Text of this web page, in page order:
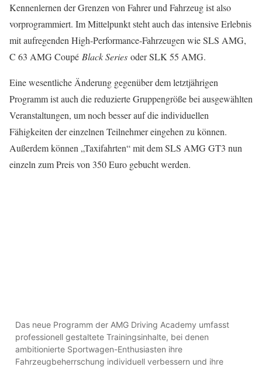
Kennenlernen der Grenzen von Fahrer und Fahrzeug ist also
vorprogrammiert. Im Mittelpunkt steht auch das intensive Erlebnis
mit aufregenden High-Performance-Fahrzeugen wie SLS AMG,
C 63 AMG Coupé Black Series oder SLK 55 AMG.
Eine wesentliche Änderung gegenüber dem letztjährigen
Programm ist auch die reduzierte Gruppengröße bei ausgewählten
Veranstaltungen, um noch besser auf die individuellen
Fähigkeiten der einzelnen Teilnehmer eingehen zu können.
Außerdem können „Taxifahrten“ mit dem SLS AMG GT3 nun
einzeln zum Preis von 350 Euro gebucht werden.
Das neue Programm der AMG Driving Academy umfasst
professionell gestaltete Trainingsinhalte, bei denen
ambitionierte Sportwagen-Enthusiasten ihre
Fahrzeugbeherrschung individuell verbessern und ihre